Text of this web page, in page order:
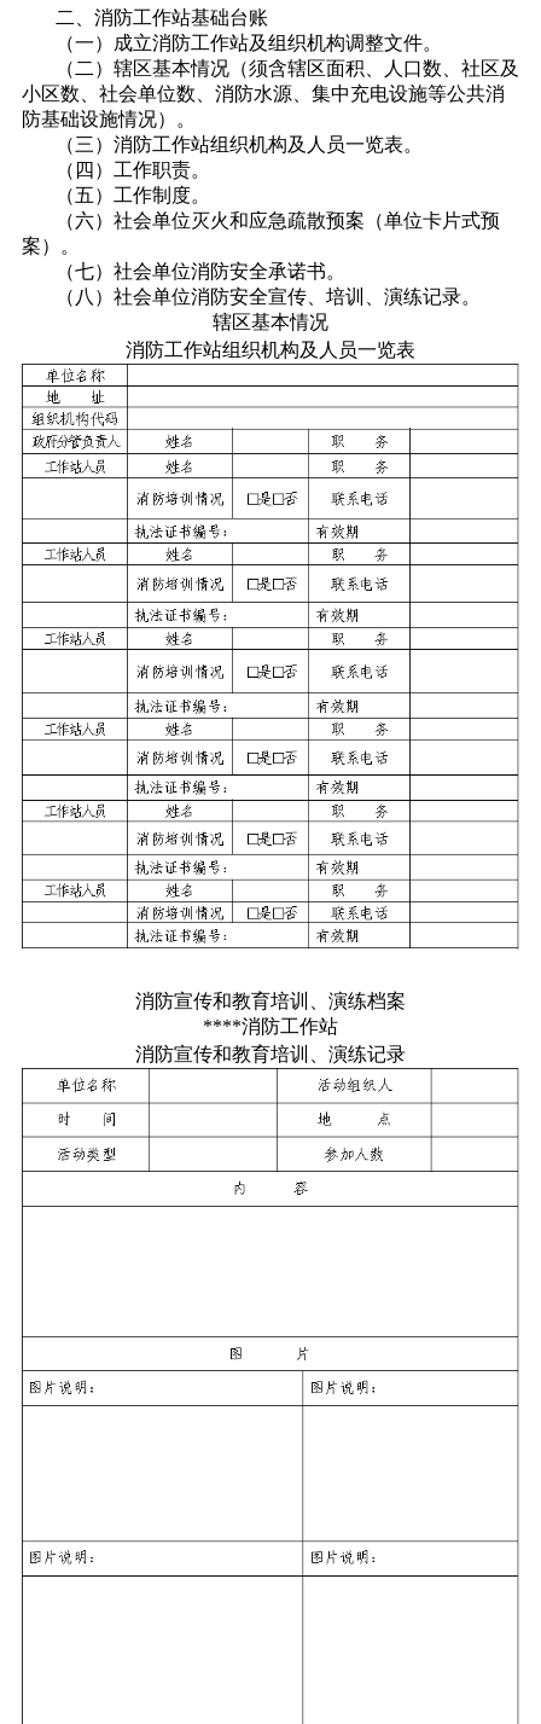
二、消防工作站基础台账
（一）成立消防工作站及组织机构调整文件。
（二）辖区基本情况（须含辖区面积、人口数、社区及
小区数、社会单位数、消防水源、集中充电设施等公共消
防基础设施情况）。
（三）消防工作站组织机构及人员一览表。
（四）工作职责。
（五）工作制度。
（六）社会单位灭火和应急疏散预案（单位卡片式预
案）。
（七）社会单位消防安全承诺书。
（八）社会单位消防安全宣传、培训、演练记录。
辖区基本情况
消防工作站组织机构及人员一览表
消防宣传和教育培训、演练档案
****消防工作站
消防宣传和教育培训、演练记录